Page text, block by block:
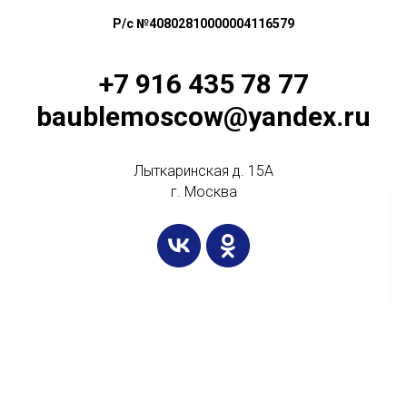
Р/с №40802810000004116579
+7 916 435 78 77
baublemoscow@yandex.ru
Лыткаринская д. 15А
г. Москва